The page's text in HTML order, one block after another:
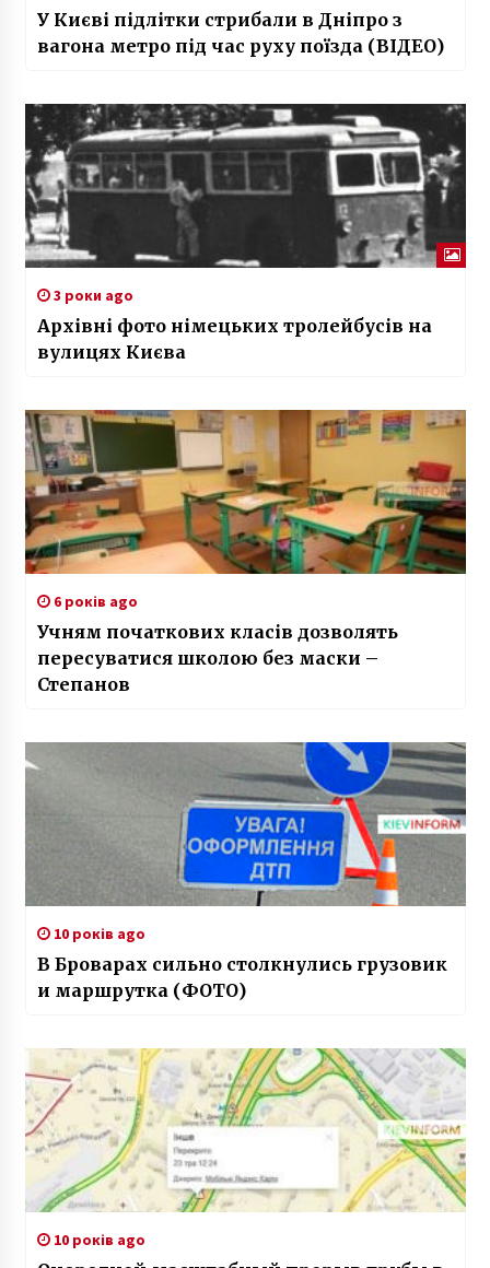
У Києві підлітки стрибали в Дніпро з
вагона метро під час руху поїзда (ВІДЕО)
3 роки ago
Архівні фото німецьких тролейбусів на
вулицях Києва
6 років ago
Учням початкових класів дозволять
пересуватися школою без маски –
Степанов
10 років ago
В Броварах сильно столкнулись грузовик
и маршрутка (ФОТО)
10 років ago